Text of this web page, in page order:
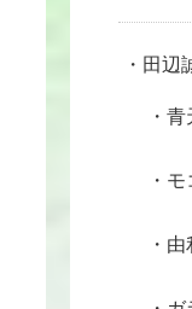
田辺
青
モ
由